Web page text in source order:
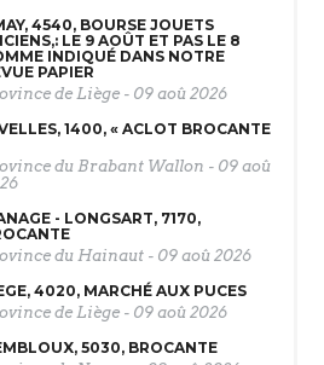
4540, BOURSE JOUETS
LE 9 AOÛT ET PAS LE 8
INDIQUÉ DANS NOTRE
PAPIER
de Liège- 09 aoû 2026
1400, « ACLOT BROCANTE
du Brabant Wallon - 09 aoû
- LONGSART, 7170,
du Hainaut- 09 aoû 2026
4020, MARCHÉ AUX PUCES
de Liège- 09 aoû 2026
5030, BROCANTE